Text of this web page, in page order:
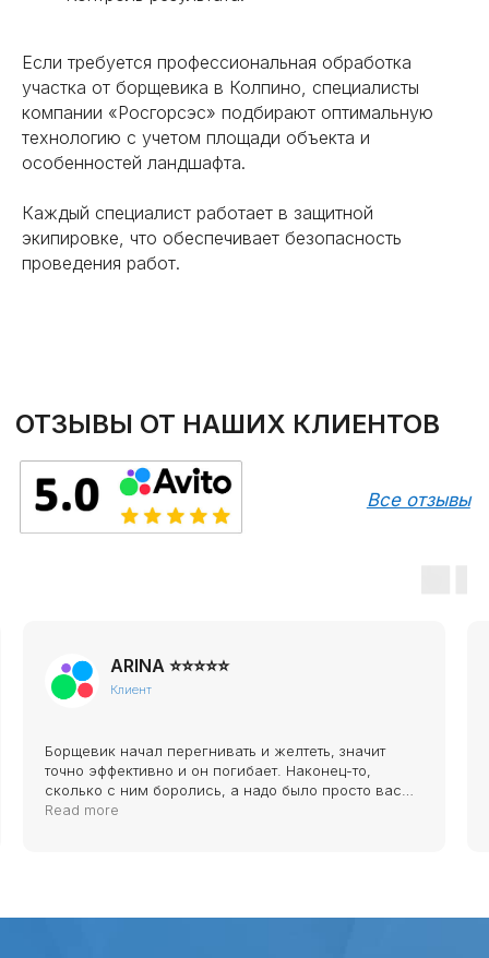
Если требуется профессиональная обработка
участка от борщевика в Колпино, специалисты
компании «Росгорсэс» подбирают оптимальную
технологию с учетом площади объекта и
особенностей ландшафта.
Каждый специалист работает в защитной
экипировке, что обеспечивает безопасность
проведения работ.
ARINA ⭐⭐⭐⭐⭐
Клиент
Борщевик начал перегнивать и желтеть, значит
точно эффективно и он погибает. Наконец-то,
сколько с ним боролись, а надо было просто вас
найти и все, проблемы нет! Мы очень рады!!
Read more